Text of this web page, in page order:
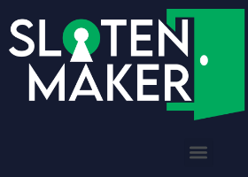
naar
de
inhoud
Menu